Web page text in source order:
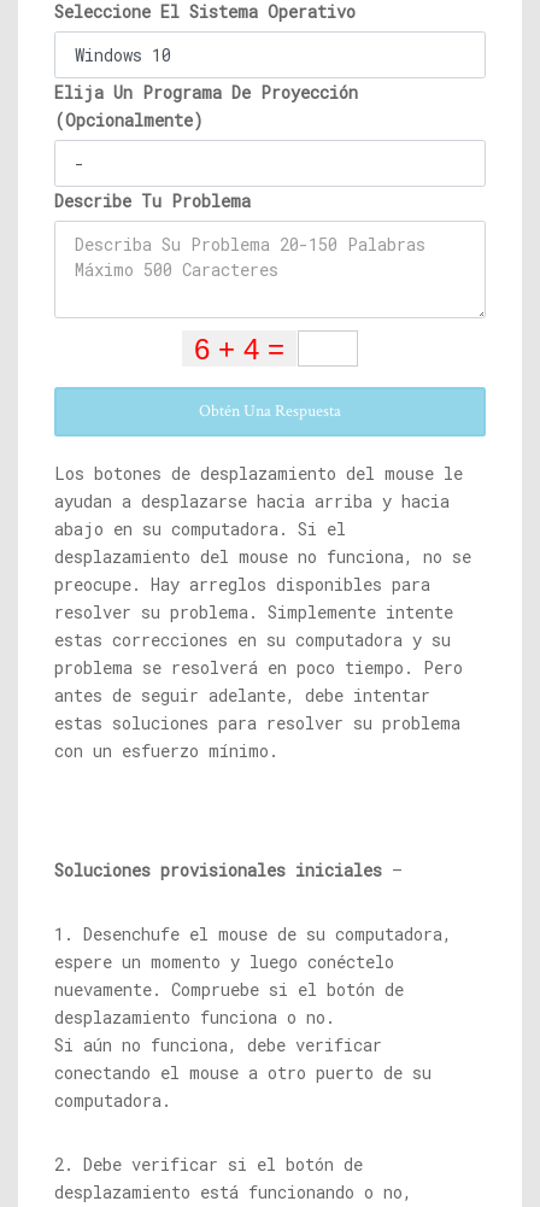
Seleccione El Sistema Operativo
Elija Un Programa De Proyección
(Opcionalmente)
Describe Tu Problema
Obtén Una Respuesta
Los botones de desplazamiento del mouse le
ayudan a desplazarse hacia arriba y hacia
abajo en su computadora. Si el
desplazamiento del mouse no funciona, no se
preocupe. Hay arreglos disponibles para
resolver su problema. Simplemente intente
estas correcciones en su computadora y su
problema se resolverá en poco tiempo. Pero
antes de seguir adelante, debe intentar
estas soluciones para resolver su problema
con un esfuerzo mínimo.
Soluciones provisionales iniciales –
1. Desenchufe el mouse de su computadora,
espere un momento y luego conéctelo
nuevamente. Compruebe si el botón de
desplazamiento funciona o no.
Si aún no funciona, debe verificar
conectando el mouse a otro puerto de su
computadora.
2. Debe verificar si el botón de
desplazamiento está funcionando o no,